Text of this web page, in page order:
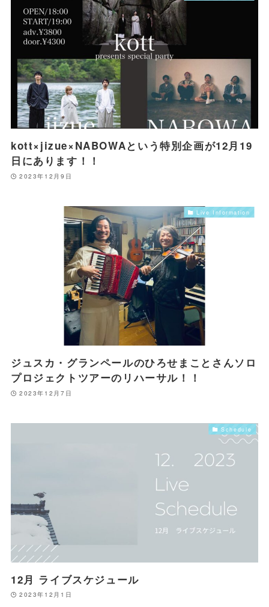
kott×jizue×NABOWAという特別企画が12月19
日にあります！！
2023年12月9日
Live Information
ジュスカ・グランペールのひろせまことさんソロ
プロジェクトツアーのリハーサル！！
2023年12月7日
Schedule
12月 ライブスケジュール
2023年12月1日